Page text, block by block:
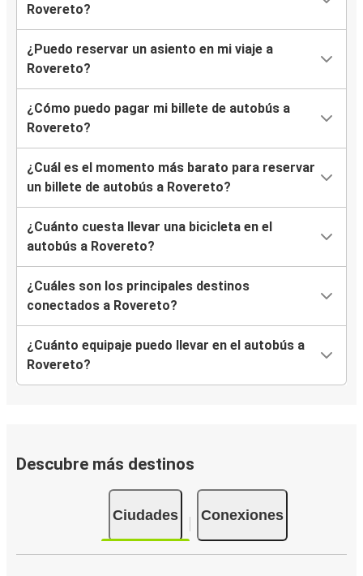
Rovereto?
¿Puedo reservar un asiento en mi viaje a
Rovereto?
¿Cómo puedo pagar mi billete de autobús a
Rovereto?
¿Cuál es el momento más barato para reservar
un billete de autobús a Rovereto?
¿Cuánto cuesta llevar una bicicleta en el
autobús a Rovereto?
¿Cuáles son los principales destinos
conectados a Rovereto?
¿Cuánto equipaje puedo llevar en el autobús a
Rovereto?
Descubre más destinos
Ciudades Conexiones